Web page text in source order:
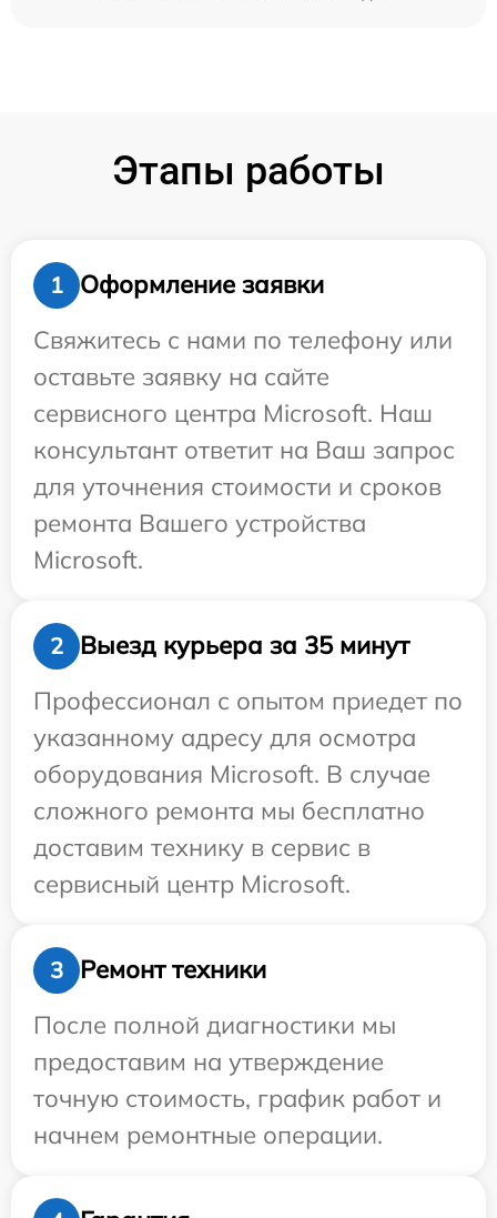
Этапы работы
1
Оформление заявки
Свяжитесь с нами по телефону или
оставьте заявку на сайте
сервисного центра Microsoft. Наш
консультант ответит на Ваш запрос
для уточнения стоимости и сроков
ремонта Вашего устройства
Microsoft.
2
Выезд курьера за 35 минут
Профессионал с опытом приедет по
указанному адресу для осмотра
оборудования Microsoft. В случае
сложного ремонта мы бесплатно
доставим технику в сервис в
сервисный центр Microsoft.
3
Ремонт техники
После полной диагностики мы
предоставим на утверждение
точную стоимость, график работ и
начнем ремонтные операции.